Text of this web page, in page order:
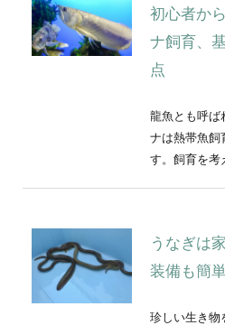
初心者か
ナ飼育、
点
龍魚とも呼ば
ナは熱帯魚飼
す。飼育を考
うなぎは
装備も簡
珍しい生き物